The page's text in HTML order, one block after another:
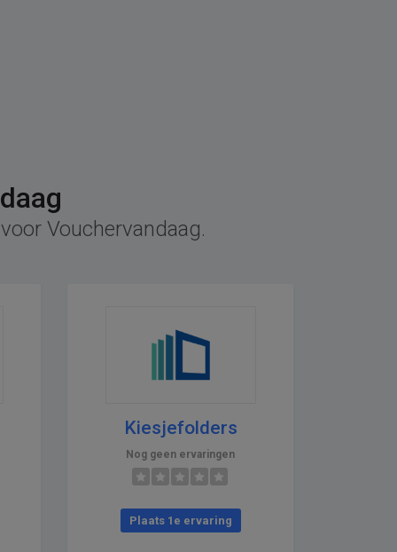
Vouchervandaag.
Kiesjefolders
Nog geen ervaringen
Plaats 1e ervaring